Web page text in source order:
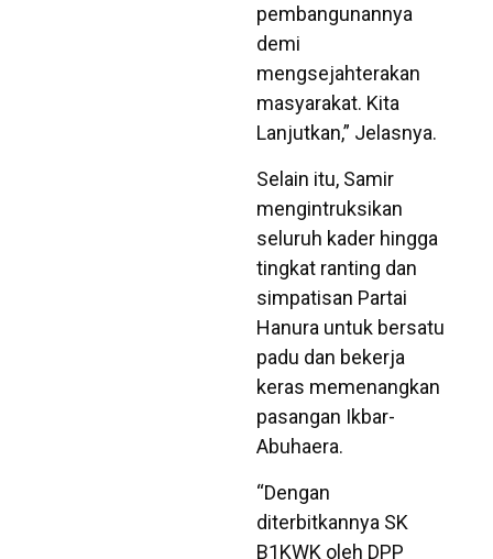
pembangunannya
demi
mengsejahterakan
masyarakat. Kita
Lanjutkan,” Jelasnya.
Selain itu, Samir
mengintruksikan
seluruh kader hingga
tingkat ranting dan
simpatisan Partai
Hanura untuk bersatu
padu dan bekerja
keras memenangkan
pasangan Ikbar-
Abuhaera.
“Dengan
diterbitkannya SK
B1KWK oleh DPP